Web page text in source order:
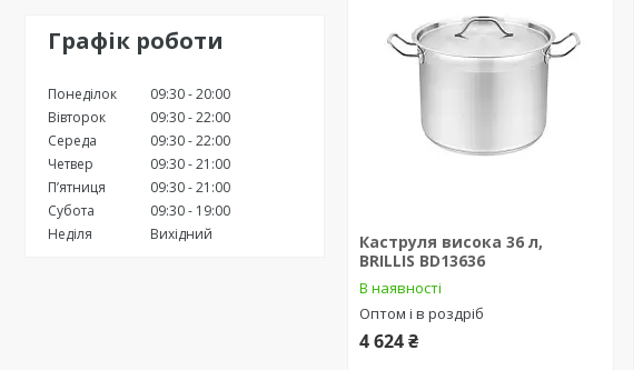
Графік роботи
Понеділок 09:30 20:00
Вівторок
09:30 22:00
Середа
09:30 22:00
Четвер
09:30 21:00
Пʼятниця
09:30 21:00
Субота
09:30
19:00
Неділя
Вихідний
Каструля висока 36 л,
BRILLIS BD13636
В наявності
Оптом і в роздріб
4 624 ₴